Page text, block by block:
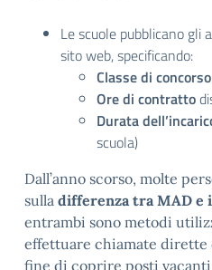
Le scuole pubblicano gli
sito web, specificando:
Classe di concorso
Ore di contratto
Durata
scuola)
Dall’anno scorso, molte
sulla differenza tra MAD e
entrambi sono metodi
effettuare chiamate dirette
fine di coprire posti